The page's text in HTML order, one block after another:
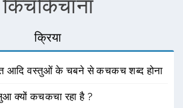
किचकिचाना
क्रिया
आदि वस्तुओं के चबने से कचकच शब्द होना
क्यों कचकचा रहा है ?